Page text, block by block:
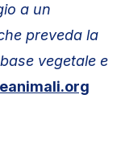
a un
preveda la
vegetale e